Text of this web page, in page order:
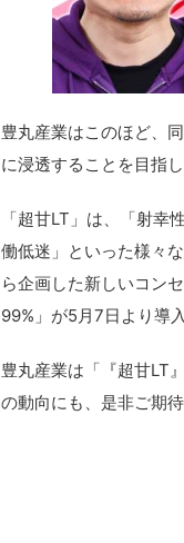
豊丸産業はこのほど、
に浸透することを目指
「超甘LT」は、「射
働低迷」といった様々
ら企画した新しいコン
99%」が5月7日より導
豊丸産業は「『超甘LT
の動向にも、是非ご期